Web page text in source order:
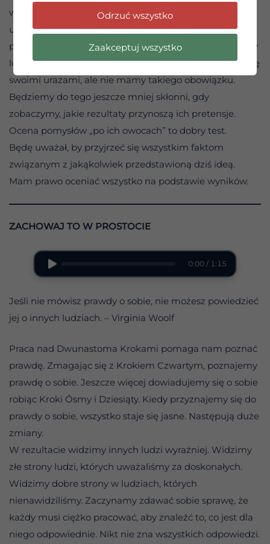
wielokrotnie stracił pieniądze. Powinniśmy zawsze
uważać na pomysły, które są sprzeczne z
podstawowymi zasadami naszego programu. Niektórzy
ludzie mogą na przykład zaprosić nas do podzielenia się
swoimi urazami, ale nie mamy takiego obowiązku.
Będziemy do tego jeszcze mniej skłonni, gdy
zobaczymy, jakie rezultaty przynoszą ich pretensje.
Ocena pomysłów „po ich owocach” to dobry test.
Będę uważał, by przyjrzeć się wszystkim faktom
związanym z jakąkolwiek przedstawioną dziś ideą.
Mam prawo oceniać wszystko na podstawie wyników.
ZACHOWAJ TO W PROSTOCIE
0:00 / 1:15
Jeśli nie mówisz prawdy o sobie, nie możesz powiedzieć
jej o innych ludziach. – Virginia Woolf
Praca nad Dwunastoma Krokami pomaga nam poznać
prawdę. Zmagając się z Krokiem Czwartym, poznajemy
prawdę o sobie. Jeszcze więcej dowiadujemy się o sobie
robiąc Kroki Ósmy i Dziesiąty. Kiedy przyznajemy się do
prawdy o sobie, wszystko staje się jasne. Następują duże
zmiany.
W rezultacie widzimy innych ludzi wyraźniej. Widzimy
złe strony ludzi, których uważaliśmy za doskonałych.
Widzimy dobre strony w ludziach, których
nienawidziliśmy. Zaczynamy zdawać sobie sprawę, że
każdy musi ciężko pracować, aby znaleźć to, co jest dla
niego odpowiednie. Nikt nie zna wszystkich odpowiedzi.
Odrzuć wszystko
Zaakceptuj wszystko